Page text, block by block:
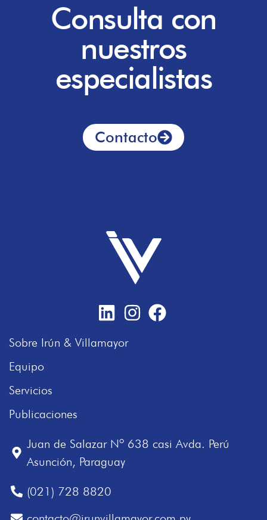
Consulta con
nuestros
especialistas
Contacto
Sobre Irún & Villamayor
Equipo
Servicios
Publicaciones
Juan de Salazar Nº 638 casi Avda. Perú
Asunción, Paraguay
(021) 728 8820